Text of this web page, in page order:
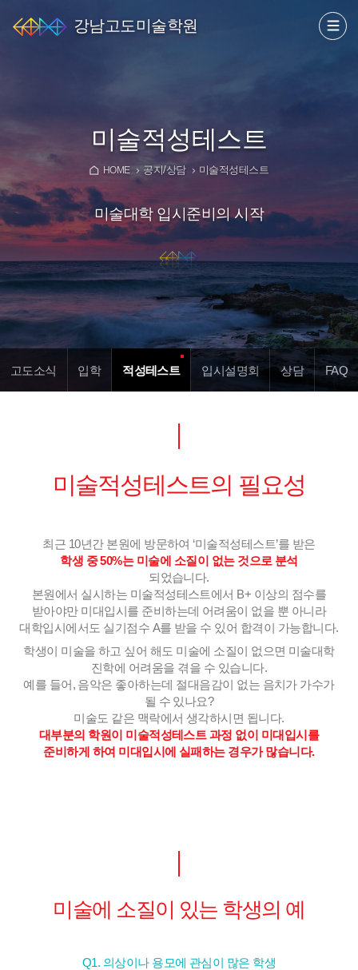
강남고도미술학원
미술적성테스트
HOME 공지/상담 미술적성테스트
미술대학 입시준비의 시작
고도소식 입학 적성테스트 입시설명회 상담 FAQ
미술적성테스트의 필요성
최근 10년간 본원에 방문하여 ‘미술적성테스트’를 받은
학생 중 50%는 미술에 소질이 없는 것으로 분석
되었습니다.
본원에서 실시하는 미술적성테스트에서 B+ 이상의 점수를
받아야만 미대입시를 준비하는데 어려움이 없을 뿐 아니라
대학입시에서도 실기점수 A를 받을 수 있어 합격이 가능합니다.
학생이 미술을 하고 싶어 해도 미술에 소질이 없으면 미술대학
진학에 어려움을 겪을 수 있습니다.
예를 들어, 음악은 좋아하는데 절대음감이 없는 음치가 가수가
될 수 있나요?
미술도 같은 맥락에서 생각하시면 됩니다.
대부분의 학원이 미술적성테스트 과정 없이 미대입시를
준비하게 하여 미대입시에 실패하는 경우가 많습니다.
미술에 소질이 있는 학생의 예
Q1. 의상이나 용모에 관심이 많은 학생